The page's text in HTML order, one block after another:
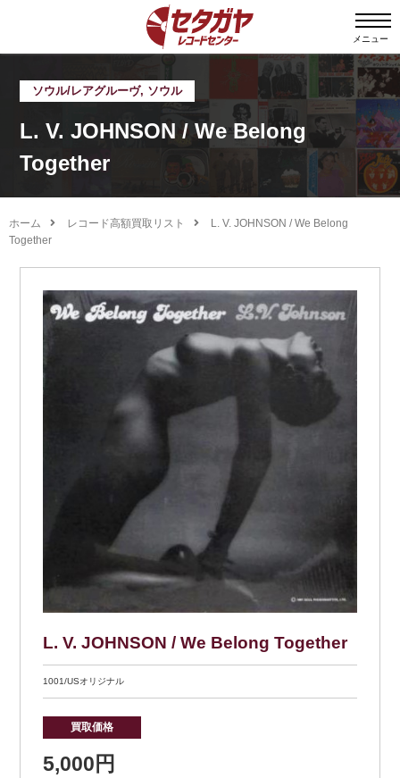
メニュー
ソウル/レアグルーヴ, ソウル
L. V. JOHNSON / We Belong
Together
ホーム レコード高額買取リスト
L. V. JOHNSON / We Belong
Together
L. V. JOHNSON / We Belong Together
1001/USオリジナル
買取価格
5,000円